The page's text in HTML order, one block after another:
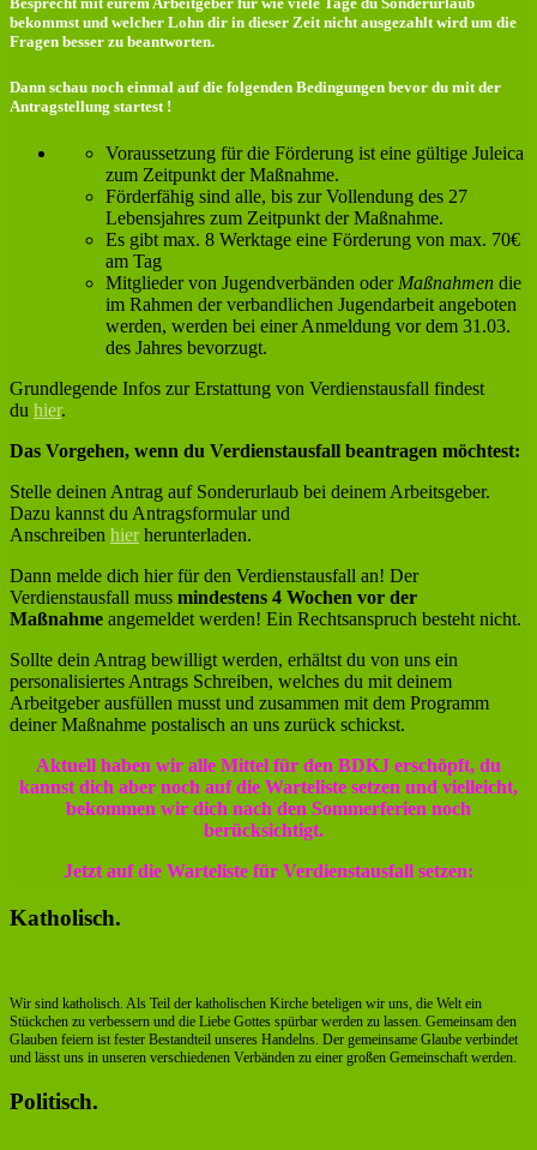
bekommst und welcher Lohn dir in dieser Zeit nicht ausgezahlt wird um die
Fragen besser zu beantworten.
Dann schau noch einmal auf die folgenden Bedingungen bevor du mit der
Antragstellung startest !
Voraussetzung für die Förderung ist eine gültige Juleica
zum Zeitpunkt der Maßnahme.
Förderfähig sind alle, bis zur Vollendung des 27
Lebensjahres zum Zeitpunkt der Maßnahme.
Es gibt max. 8 Werktage eine Förderung von max. 70€
am Tag
Mitglieder von Jugendverbänden oder Maßnahmen die
im Rahmen der verbandlichen Jugendarbeit angeboten
werden, werden bei einer Anmeldung vor dem 31.03.
des Jahres bevorzugt.
Grundlegende Infos zur Erstattung von Verdienstausfall findest
du hier.
Das Vorgehen, wenn du Verdienstausfall beantragen möchtest:
Stelle deinen Antrag auf Sonderurlaub bei deinem Arbeitsgeber.
Dazu kannst du Antragsformular und
Anschreiben hierherunterladen.
Dann melde dich hier für den Verdienstausfall an! Der
Verdienstausfall muss mindestens 4 Wochen vor der
Maßnahme angemeldet werden! Ein Rechtsanspruch besteht nicht.
Sollte dein Antrag bewilligt werden, erhältst du von uns ein
personalisiertes Antrags Schreiben, welches du mit deinem
Arbeitgeber ausfüllen musst und zusammen mit dem Programm
deiner Maßnahme postalisch an uns zurück schickst.
Aktuell haben wir alle Mittel für den BDKJ erschöpft, du
kannst dich aber noch auf die Warteliste setzen und vielleicht,
bekommen wir dich nach den Sommerferien noch
berücksichtigt.
Jetzt auf die Warteliste für Verdienstausfall setzen:
Katholisch.
Wir sind katholisch. Als Teil der katholischen Kirche beteligen wir uns, die Welt ein
Stückchen zu verbessern und die Liebe Gottes spürbar werden zu lassen. Gemeinsam den
Glauben feiern ist fester Bestandteil unseres Handelns. Der gemeinsame Glaube verbindet
und lässt uns in unseren verschiedenen Verbänden zu einer großen Gemeinschaft werden.
Politisch.